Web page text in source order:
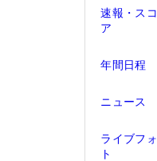
速報・スコ
ア
年間日程
ニュース
ライブフォ
ト